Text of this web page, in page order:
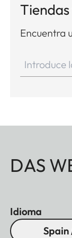
Encuentra
DAS
Idioma
Spain